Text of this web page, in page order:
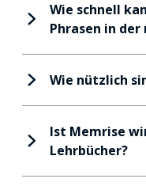
Wie schnell
Phrasen in
Wie nützlich
Ist Memrise
Lehrbücher?